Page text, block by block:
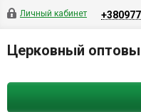
Личный кабинет
Церковный